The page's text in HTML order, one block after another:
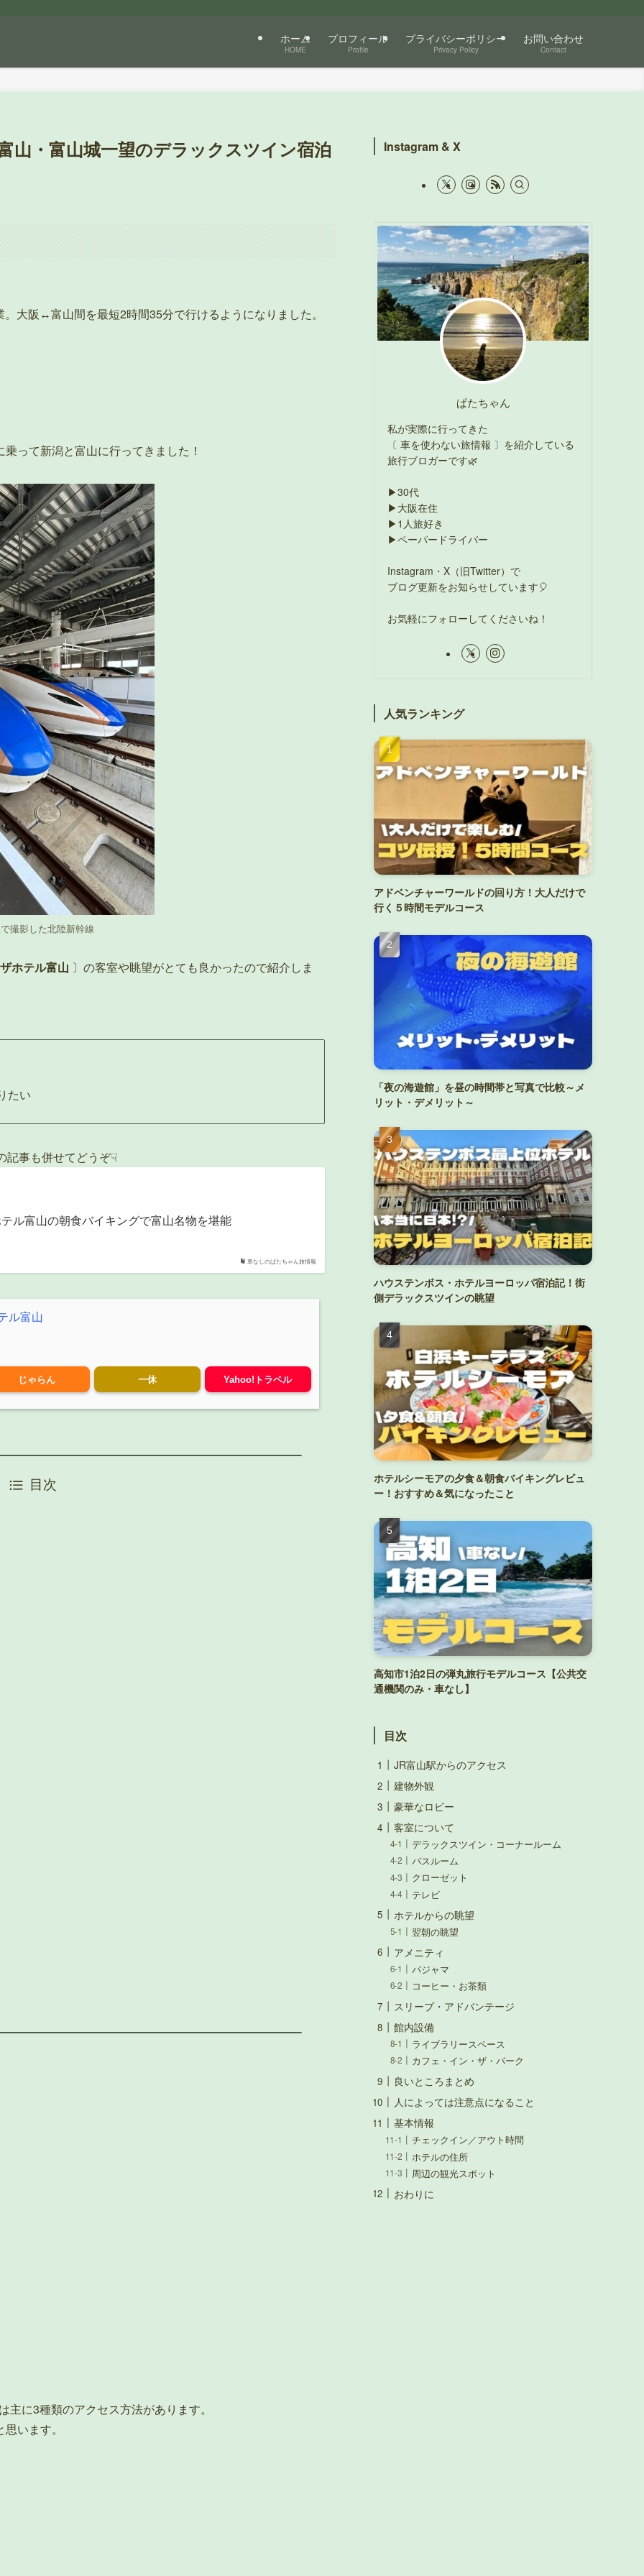
ホーム
HOME
プロフィール
Profile
プライバシーポリシー
Privacy Policy
お問い合わせ
Contact
山・富山城一望のデラックスツイン宿泊
大阪↔富山間を最短2時間35分で行けるようになりました。
って新潟と富山に行ってきました！
撮影した北陸新幹線
ホテル富山 〕の客室や眺望がとても良かったので紹介しま
たい
記事も併せてどうぞ☟
車なしのぱたちゃん旅情報
ル富山の朝食バイキングで富山名物を堪能
ル富山
じゃらん 一休 Yahoo!トラベル
目次
に3種類のアクセス方法があります。
います。
Instagram & X
ぱたちゃん
私が実際に行ってきた
〔 車を使わない旅情報 〕を紹介している
旅行ブロガーです🌿
▶30代
▶大阪在住
▶1人旅好き
▶ペーパードライバー
Instagram・X（旧Twitter）で
ブログ更新をお知らせしています🎈
お気軽にフォローしてくださいね！
人気ランキング
アドベンチャーワールドの回り方！大人だけで
行く５時間モデルコース
「夜の海遊館」を昼の時間帯と写真で比較～メ
リット・デメリット～
ハウステンボス・ホテルヨーロッパ宿泊記！街
側デラックスツインの眺望
ホテルシーモアの夕食＆朝食バイキングレビュ
ー！おすすめ＆気になったこと
高知市1泊2日の弾丸旅行モデルコース【公共交
通機関のみ・車なし】
目次
JR富山駅からのアクセス
建物外観
豪華なロビー
客室について
デラックスツイン・コーナールーム
バスルーム
クローゼット
テレビ
ホテルからの眺望
翌朝の眺望
アメニティ
パジャマ
コーヒー・お茶類
スリープ・アドバンテージ
館内設備
ライブラリースペース
カフェ・イン・ザ・パーク
良いところまとめ
人によっては注意点になること
基本情報
チェックイン／アウト時間
ホテルの住所
周辺の観光スポット
おわりに